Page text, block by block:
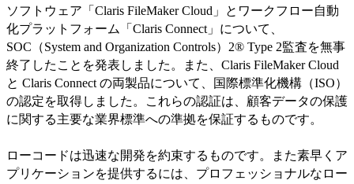
ソフトウェア「Claris FileMaker Cloud」とワークフロー自動
化プラットフォーム「Claris Connect」について、
SOC（System and Organization Controls）2® Type 2監査を無事
終了したことを発表しました。また、Claris FileMaker Cloud
と Claris Connect の両製品について、国際標準化機構（ISO）
の認定を取得しました。これらの認証は、顧客データの保護
に関する主要な業界標準への準拠を保証するものです。
ローコードは迅速な開発を約束するものです。また素早くア
プリケーションを提供するには、プロフェッショナルなロー